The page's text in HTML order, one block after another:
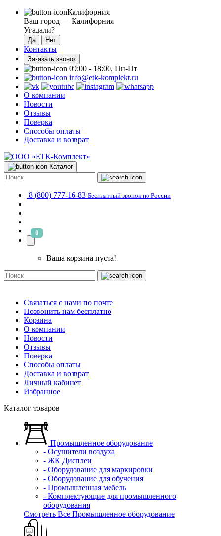
Калифорния
Ваш город — Калифорния
Угадали?
Контакты
Заказать звонок
09:00 - 18:00, Пн-Пт
info@etk-komplekt.ru
О компании
Новости
Отзывы
Поверка
Способы оплаты
Доставка и возврат
Каталог
8 (800) 777-16-83 Бесплатный звонок по России
0
Ваша корзина пуста!
Связаться с нами по почте
Позвонить нам бесплатно
Корзина
О компании
Новости
Отзывы
Поверка
Способы оплаты
Доставка и возврат
Личный кабинет
Избранное
Каталог товаров
Промышленное оборудование
- Осушители воздуха
- ЖК Дисплеи
- Оборудование для маркировки
- Оборудование для обучения
- Промышленная мебель
- Комплектующие для промышленного
оборудования
Смотреть Все Промышленное оборудование